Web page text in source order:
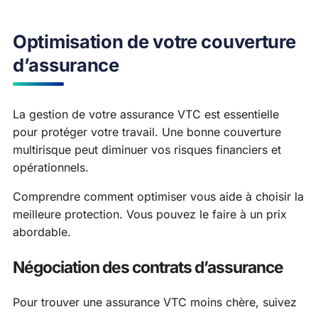
Optimisation de votre couverture
d’assurance
La gestion de votre assurance VTC est essentielle
pour protéger votre travail. Une bonne couverture
multirisque peut diminuer vos risques financiers et
opérationnels.
Comprendre comment optimiser vous aide à choisir la
meilleure protection. Vous pouvez le faire à un prix
abordable.
Négociation des contrats d’assurance
Pour trouver une assurance VTC moins chère, suivez